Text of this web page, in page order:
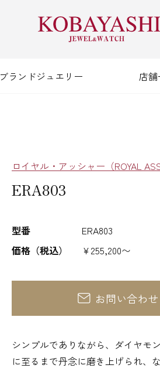
ブランドジュエリー 店
ロイヤル・アッシャー（ROYAL
ERA803
型番
ERA803
価格（税込）
¥255,200〜
お問い合わせ
シンプルでありながら、ダイヤモ
に至るまで丹念に磨き上げられ、